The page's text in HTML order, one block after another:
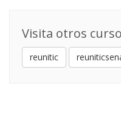
11 DIRECCIÓN
3 ECTS
Raul Camarasa
Visita otros
reunitic